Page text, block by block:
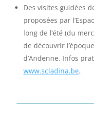
Des visites guidées
proposées par
long de l’été (du
de découvrir
d’Andenne. Infos
www.scladina.be.